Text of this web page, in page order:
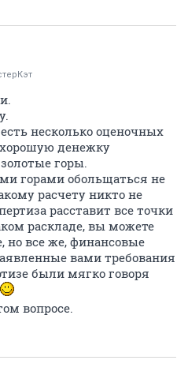
несколько оценочных
хорошую денежку
горы.
горами обольщаться не
расчету никто не
расставит все точки
раскладе, вы можете
но все же, финансовые
вами требования
были мягко говоря
вопросе.